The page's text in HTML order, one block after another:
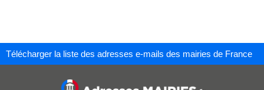
Télécharger la liste des adresses e-mails des mairies de France